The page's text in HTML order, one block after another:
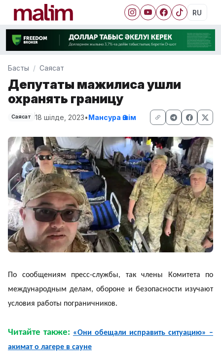
RU
Басты Саясат
Депутаты мажилиса ушли
охранять границу
Саясат 18 шілде, 2023•Мансура Әшім
По сообщениям пресс-службы, так члены Комитета по
международным делам, обороне и безопасности изучают
условия работы пограничников.
Читайте также: «Они обещали исправить ситуацию» –
акимат о лагере в сауне